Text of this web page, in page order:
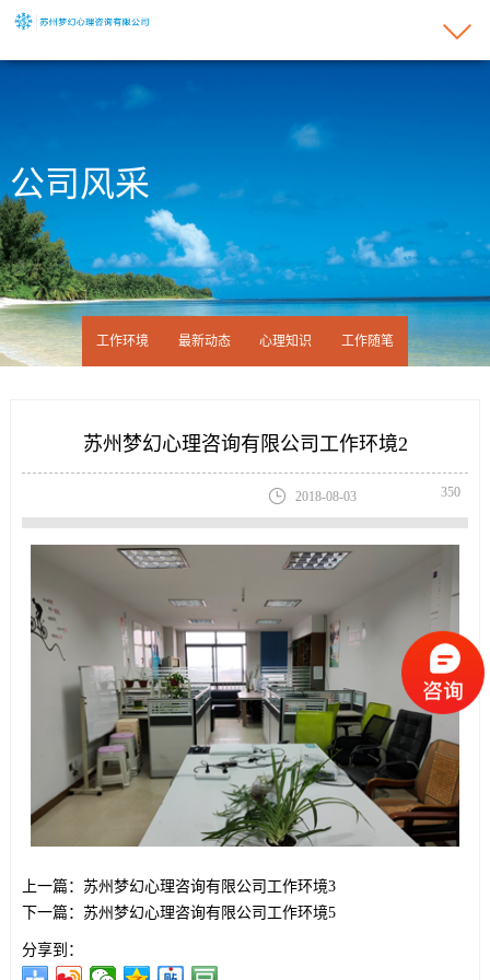
公司风采
工作环境 最新动态 心理知识 工作随笔
苏州梦幻心理咨询有限公司工作环境2
2018-08-03 350
上一篇：苏州梦幻心理咨询有限公司工作环境3
下一篇：苏州梦幻心理咨询有限公司工作环境5
分享到：